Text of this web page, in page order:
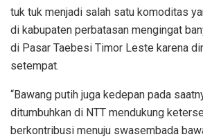
tuk tuk menjadi salah satu komoditas
di kabupaten perbatasan mengingat
di Pasar Taebesi Timor Leste karena
setempat.
“Bawang putih juga kedepan pada
ditumbuhkan di NTT mendukung
berkontribusi menuju swasembada